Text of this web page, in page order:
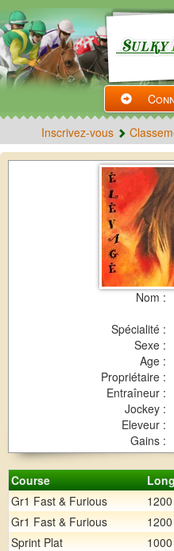
Inscrivez-vous
Nom :
Spécialité :
Sexe :
Age :
Propriétaire :
Entraîneur :
Jockey :
Eleveur :
Gains :
Course
Gr1 Fast & Furious
Gr1 Fast & Furious
Sprint Plat